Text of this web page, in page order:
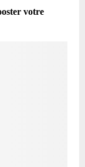
votre